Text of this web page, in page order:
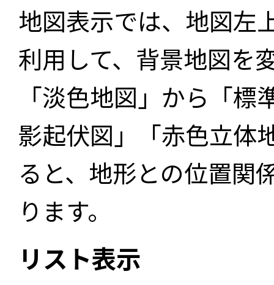
地図表示では、地図左
利用して、背景地図を
「淡色地図」から「
影起伏図」「赤色立体
ると、地形との位置関
ります。
リスト表示